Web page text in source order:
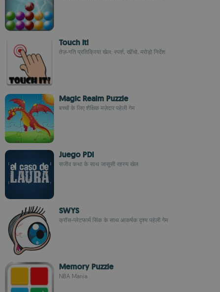
Touch It!
तेज़-गति प्रतिक्रिया खेल: स्पर्श, खींचो, मरोड़ो निर्देश
Magic Realm Puzzle
बच्चों के लिए शैक्षिक मज़ेदार पहेली गेम
Juego PDI
सजीव कथा के साथ जासूसी रहस्य खेल
SWYS
क्रॉस-प्लेटफार्म सिंक के साथ आकर्षक दृश्य पहेली गेम
Memory Puzzle
NBA Mania